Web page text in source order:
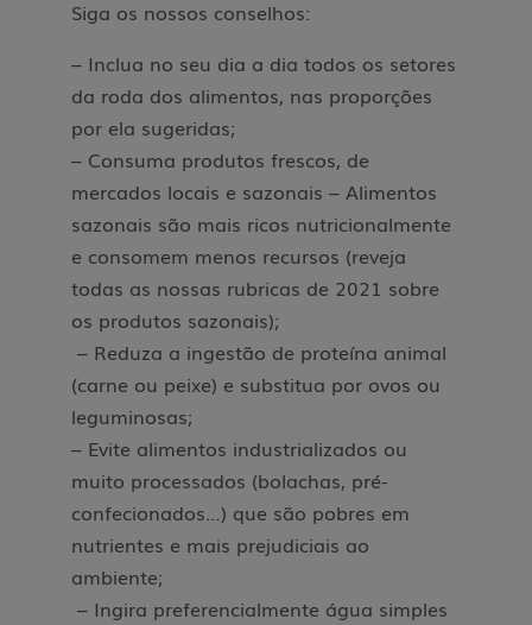
Siga os nossos conselhos:
– Inclua no seu dia a dia todos os setores
da roda dos alimentos, nas proporções
por ela sugeridas;
– Consuma produtos frescos, de
mercados locais e sazonais – Alimentos
sazonais são mais ricos nutricionalmente
e consomem menos recursos (reveja
todas as nossas rubricas de 2021 sobre
os produtos sazonais);
– Reduza a ingestão de proteína animal
(carne ou peixe) e substitua por ovos ou
leguminosas;
– Evite alimentos industrializados ou
muito processados (bolachas, pré-
confecionados…) que são pobres em
nutrientes e mais prejudiciais ao
ambiente;
– Ingira preferencialmente água simples